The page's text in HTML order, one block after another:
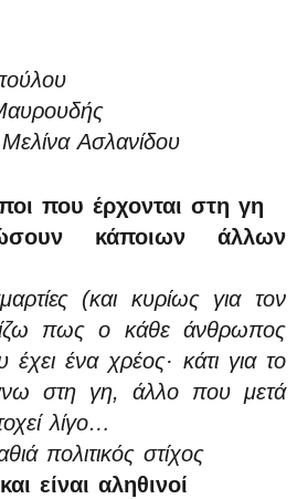
Μελίνα Ασλανίδου
που έρχονται στη γη
κάποιων άλλων
(και κυρίως για τον
πως ο κάθε άνθρωπος
ένα χρέος· κάτι για το
στη γη, άλλο που μετά
λίγο…
πολιτικός στίχος
είναι αληθινοί